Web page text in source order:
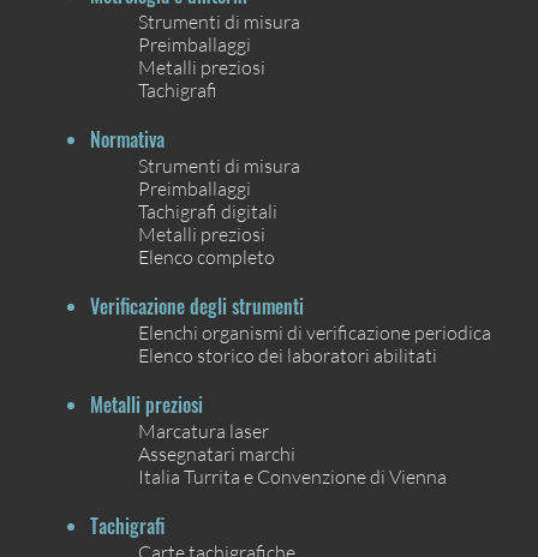
Strumenti di misura
Preimballaggi
Metalli preziosi
Tachigrafi
Normativa
Strumenti di misura
Preimballaggi
Tachigrafi digitali
Metalli preziosi
Elenco completo
Verificazione degli strumenti
Elenchi organismi di verificazione periodica
Elenco storico dei laboratori abilitati
Metalli preziosi
Marcatura laser
Assegnatari marchi
Italia Turrita e Convenzione di Vienna
Tachigrafi
Carte tachigrafiche